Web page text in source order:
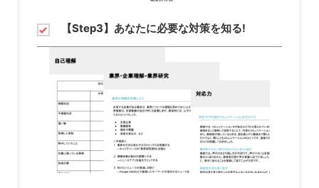
【Step3】あなたに必要な対策を知る!